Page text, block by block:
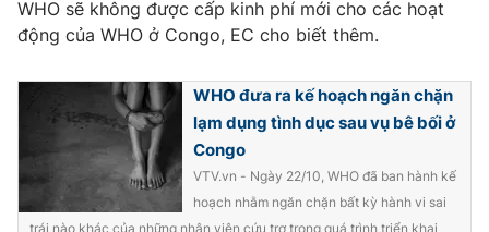
® Cấm sao chép dưới mọi hình thức nếu không có sự chấp
thuận bằng văn bản. Ghi rõ nguồn VTV.vn khi phát hành lại
thông tin từ website này.
WHO sẽ không được cấp kinh phí mới cho các hoạt
động của WHO ở Congo, EC cho biết thêm.
WHO đưa ra kế hoạch ngăn chặn
lạm dụng tình dục sau vụ bê bối ở
Congo
VTV.vn - Ngày 22/10, WHO đã ban hành kế
hoạch nhằm ngăn chặn bất kỳ hành vi sai
trái nào khác của những nhân viên cứu trợ trong quá trình triển khai